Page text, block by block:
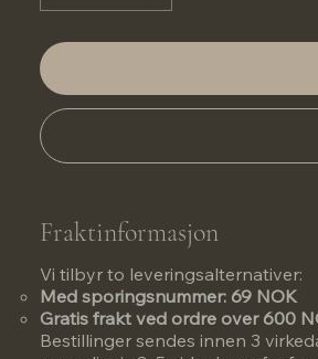
Fraktinformasjon
Vi tilbyr to leveringsalternativer:
Med sporingsnummer: 69 NOK
Gratis frakt ved ordre over 600
Bestillinger sendes innen 3